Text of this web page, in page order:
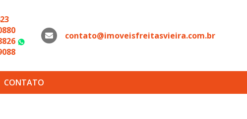
WhatsApp
contato@imoveisfreitasvieira.com.br
CONTATO